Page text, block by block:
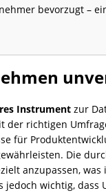
bevorzugt –
Instrument zur
richtigen
für
Die
anzupassen,
wichtig,